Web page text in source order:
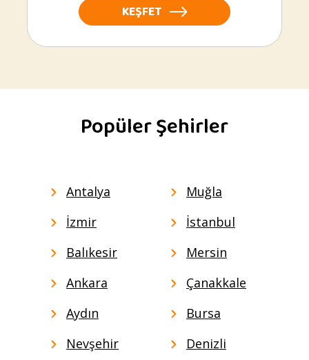
KEŞFET
Popüler Şehirler
Antalya
Muğla
İzmir
İstanbul
Balıkesir
Mersin
Ankara
Çanakkale
Aydın
Bursa
Nevşehir
Denizli